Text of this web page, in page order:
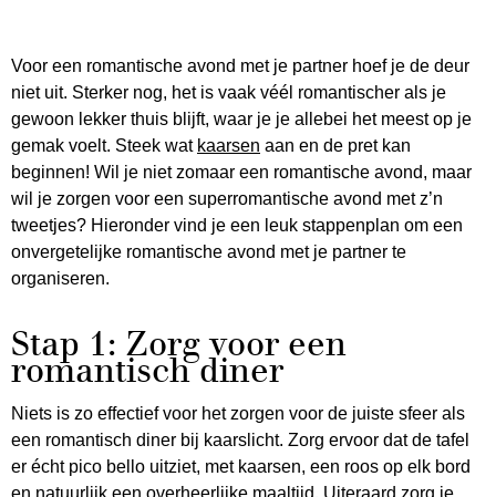
Voor een romantische avond met je partner hoef je de deur
niet uit. Sterker nog, het is vaak véél romantischer als je
gewoon lekker thuis blijft, waar je je allebei het meest op je
gemak voelt. Steek wat kaarsen aan en de pret kan
beginnen! Wil je niet zomaar een romantische avond, maar
wil je zorgen voor een superromantische avond met z’n
tweetjes? Hieronder vind je een leuk stappenplan om een
onvergetelijke romantische avond met je partner te
organiseren.
Stap 1: Zorg voor een
romantisch diner
Niets is zo effectief voor het zorgen voor de juiste sfeer als
een romantisch diner bij kaarslicht. Zorg ervoor dat de tafel
er écht pico bello uitziet, met kaarsen, een roos op elk bord
en natuurlijk een overheerlijke maaltijd. Uiteraard zorg je